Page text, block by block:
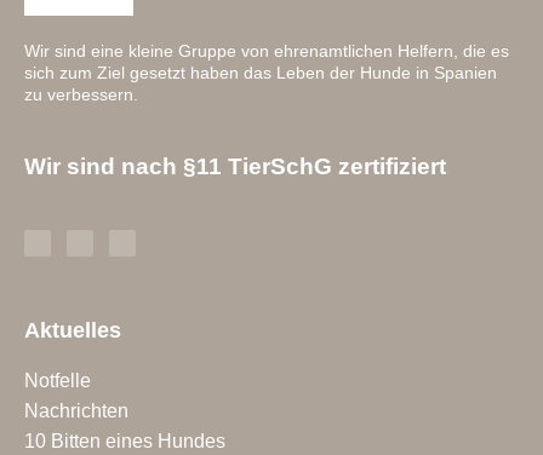
Wir sind eine kleine Gruppe von ehrenamtlichen Helfern, die es
sich zum Ziel gesetzt haben das Leben der Hunde in Spanien
zu verbessern.
Wir sind nach §11 TierSchG zertifiziert
Aktuelles
Notfelle
Nachrichten
10 Bitten eines Hundes